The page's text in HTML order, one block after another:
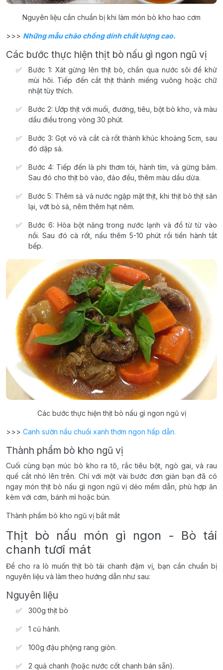
Nguyên liệu cần chuẩn bị khi làm món bò kho hao cơm
>>> Những mẫu chảo chống dính chất lượng cao.
Các bước thực hiện thịt bò nấu gì ngon ngũ vị
Bước 1: Xát gừng lên thịt bò, chần qua nước sôi để khử
mùi hôi. Tiếp đến cắt thịt thành miếng vuông hoặc chữ
nhật tùy thích.
Bước 2: Ướp thịt với muối, đường, tiêu, bột bò kho, và màu
dầu điều trong vòng 30 phút.
Bước 3: Gọt vỏ và cắt cà rốt thành khúc khoảng 5cm, sau
đó dập sả.
Bước 4: Tiếp đến là phi thơm tỏi, hành tím, và gừng băm.
Sau đó cho thịt bò vào, đảo đều, thêm màu dầu dừa.
Bước 5: Thêm sả và nước ngập mặt thịt, khi thịt bò thịt săn
lại, vớt bỏ sả, nêm thêm hạt nêm.
Bước 6: Hòa bột năng trong nước lạnh và đổ từ từ vào
nồi. Sau đó cà rốt, nấu thêm 5-10 phút rồi tiến hành tắt
bếp.
Các bước thực hiện thịt bò nấu gì ngon ngũ vị
>>> Canh sườn nấu chuối xanh thơm ngon hấp dẫn.
Thành phẩm bò kho ngũ vị
Cuối cùng bạn múc bò kho ra tô, rắc tiêu bột, ngò gai, và rau
quế cắt nhỏ lên trên. Chỉ với một vài bước đơn giản bạn đã có
ngay món thịt bò nấu gì ngon ngũ vị dẻo mềm dẫn, phù hợp ăn
kèm với cơm, bánh mì hoặc bún.
Thành phẩm bò kho ngũ vị bắt mắt
Thịt bò nấu món gì ngon - Bò tái
chanh tươi mát
Để cho ra lò muốn thịt bò tái chanh đậm vị, bạn cần chuẩn bị
nguyên liệu và làm theo hướng dẫn như sau:
Nguyên liệu
300g thịt bò
1 củ hành.
100g đậu phộng rang giòn.
2 quả chanh (hoặc nước cốt chanh bán sẵn).